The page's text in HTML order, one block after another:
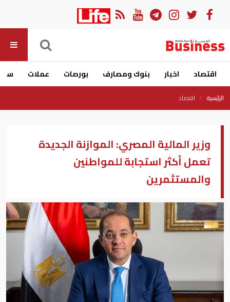
اقتصاد اخبار بنوك ومصارف بورصات عملات
الرئيسية اقتصاد
وزير المالية المصري: الموازنة الجديدة
تعمل أكثر استجابة للمواطنين
والمستثمرين